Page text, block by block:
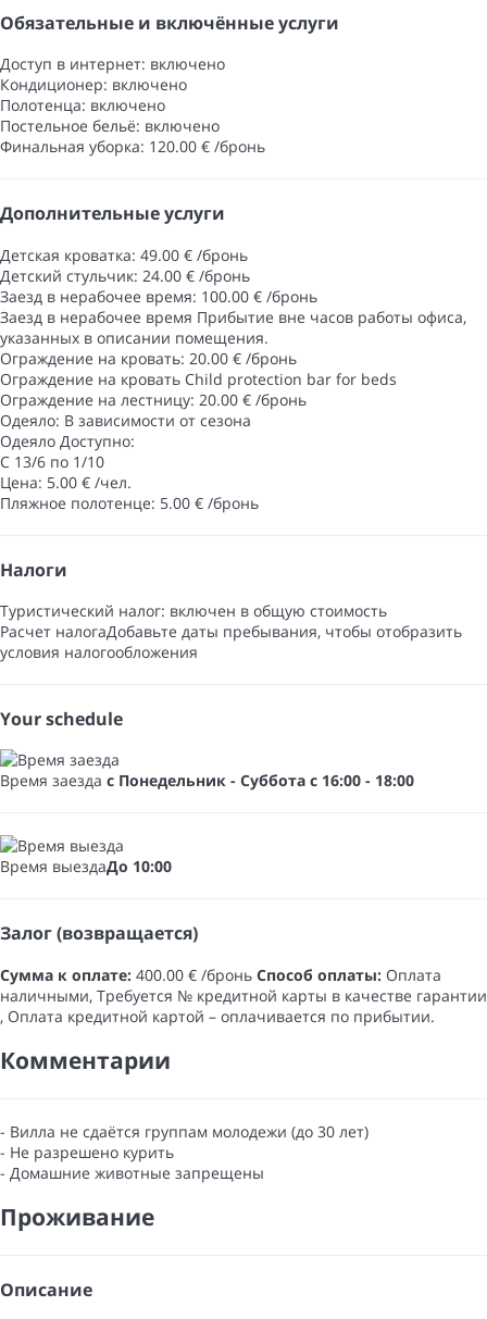
Обязательные и включённые услуги
Доступ в интернет: включено
Кондиционер: включено
Полотенца: включено
Постельное бельё: включено
Финальная уборка: 120.00 € /бронь
Дополнительные услуги
Детская кроватка: 49.00 € /бронь
Детский стульчик: 24.00 € /бронь
Заезд в нерабочее время: 100.00 € /бронь
Заезд в нерабочее время Прибытие вне часов работы офиса,
указанных в описании помещения.
Ограждение на кровать: 20.00 € /бронь
Ограждение на кровать Child protection bar for beds
Ограждение на лестницу: 20.00 € /бронь
Одеяло: В зависимости от сезона
Одеяло Доступно:
С 13/6 по 1/10
Цена: 5.00 € /чел.
Пляжное полотенце: 5.00 € /бронь
Налоги
Туристический налог: включен в общую стоимость
Расчет налогаДобавьте даты пребывания, чтобы отобразить
условия налогообложения
Your schedule
Время заезда с Понедельник - Суббота с 16:00 - 18:00
Время выездаДо 10:00
Залог (возвращается)
Сумма к оплате: 400.00 € /бронь Способ оплаты: Оплата
наличными​, Требуется № кредитной карты в качестве гарантии​
, Оплата кредитной картой – оплачивается по прибытии.
Комментарии
- Вилла не сдаётся группам молодежи (до 30 лет)
- Не разрешено курить
- Домашние животные запрещены
Проживание
Описание